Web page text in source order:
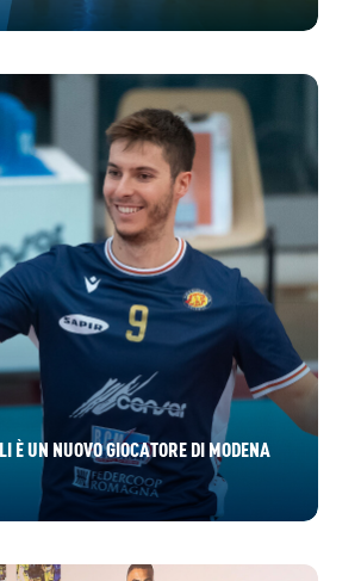
È UN NUOVO GIOCATORE DI MODENA